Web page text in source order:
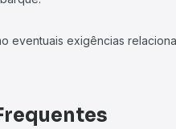
eventuais exigências